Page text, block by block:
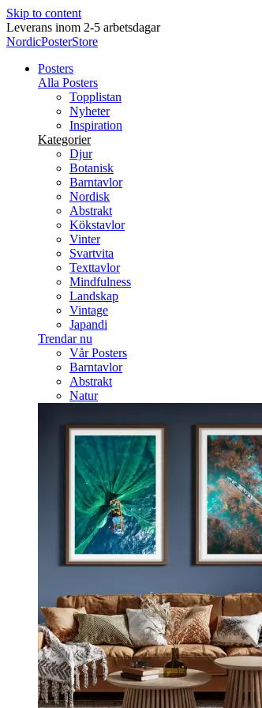
Skip to content
Nya posters varje vecka
NordicPosterStore
Posters
Alla Posters
Topplistan
Nyheter
Inspiration
Kategorier
Djur
Botanisk
Barntavlor
Nordisk
Abstrakt
Kökstavlor
Vinter
Svartvita
Texttavlor
Mindfulness
Landskap
Vintage
Japandi
Trendar nu
Vår Posters
Barntavlor
Abstrakt
Natur